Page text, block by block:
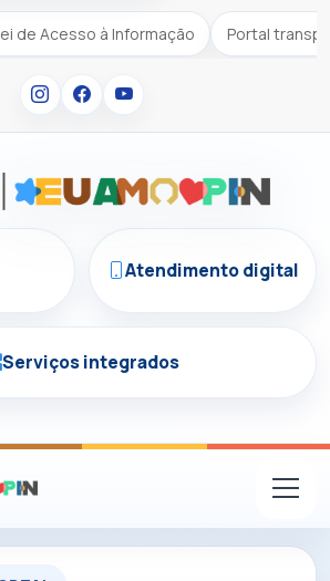
de Acesso à Informação Portal
Atendimento digital
Serviços integrados